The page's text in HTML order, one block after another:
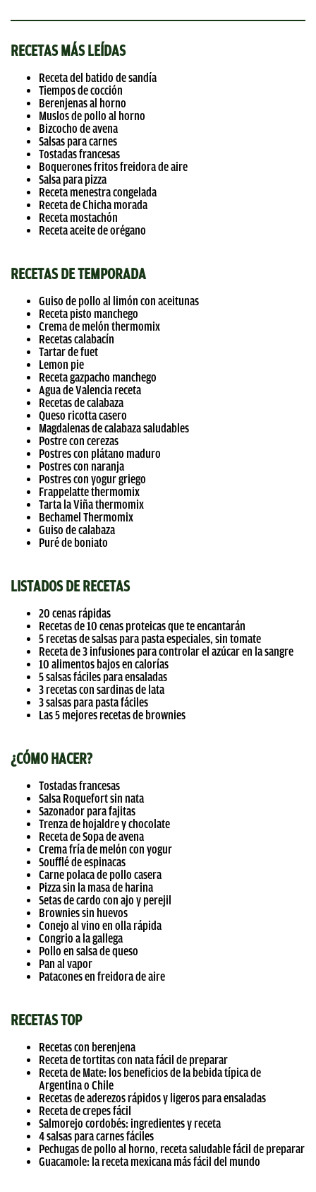
RECETAS MÁS LEÍDAS
Receta del batido de sandía
Tiempos de cocción
Berenjenas al horno
Muslos de pollo al horno
Bizcocho de avena
Salsas para carnes
Tostadas francesas
Boquerones fritos freidora de aire
Salsa para pizza
Receta menestra congelada
Receta de Chicha morada
Receta mostachón
Receta aceite de orégano
RECETAS DE TEMPORADA
Guiso de pollo al limón con aceitunas
Receta pisto manchego
Crema de melón thermomix
Recetas calabacín
Tartar de fuet
Lemon pie
Receta gazpacho manchego
Agua de Valencia receta
Recetas de calabaza
Queso ricotta casero
Magdalenas de calabaza saludables
Postre con cerezas
Postres con plátano maduro
Postres con naranja
Postres con yogur griego
Frappelatte thermomix
Tarta la Viña thermomix
Bechamel Thermomix
Guiso de calabaza
Puré de boniato
LISTADOS DE RECETAS
20 cenas rápidas
Recetas de 10 cenas proteicas que te encantarán
5 recetas de salsas para pasta especiales, sin tomate
Receta de 3 infusiones para controlar el azúcar en la sangre
10 alimentos bajos en calorías
5 salsas fáciles para ensaladas
3 recetas con sardinas de lata
3 salsas para pasta fáciles
Las 5 mejores recetas de brownies
¿CÓMO HACER?
Tostadas francesas
Salsa Roquefort sin nata
Sazonador para fajitas
Trenza de hojaldre y chocolate
Receta de Sopa de avena
Crema fría de melón con yogur
Soufflé de espinacas
Carne polaca de pollo casera
Pizza sin la masa de harina
Setas de cardo con ajo y perejil
Brownies sin huevos
Conejo al vino en olla rápida
Congrio a la gallega
Pollo en salsa de queso
Pan al vapor
Patacones en freidora de aire
RECETAS TOP
Recetas con berenjena
Receta de tortitas con nata fácil de preparar
Receta de Mate: los beneficios de la bebida típica de
Argentina o Chile
Recetas de aderezos rápidos y ligeros para ensaladas
Receta de crepes fácil
Salmorejo cordobés: ingredientes y receta
4 salsas para carnes fáciles
Pechugas de pollo al horno, receta saludable fácil de preparar
Guacamole: la receta mexicana más fácil del mundo